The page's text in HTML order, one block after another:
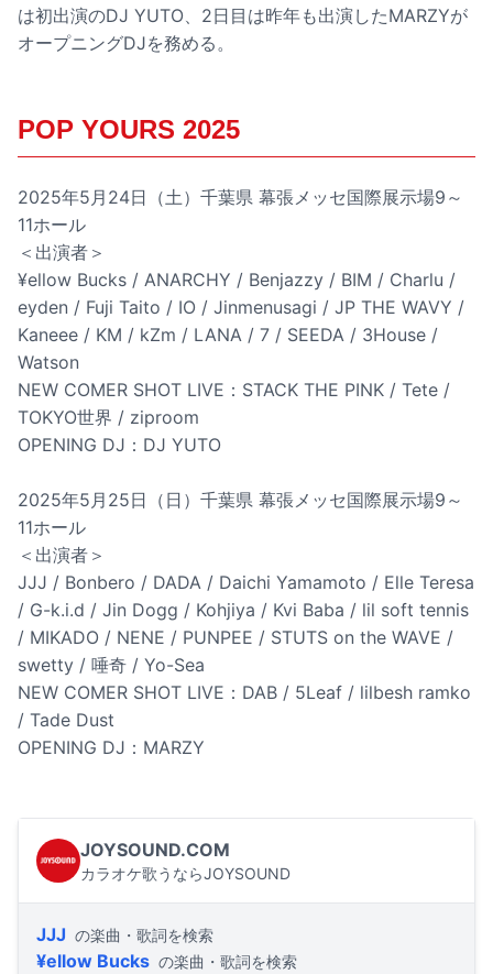
は初出演のDJ YUTO、2日目は昨年も出演したMARZYが
オープニングDJを務める。
POP YOURS 2025
2025年5月24日（土）千葉県 幕張メッセ国際展示場9～
11ホール
＜出演者＞
¥ellow Bucks / ANARCHY / Benjazzy / BIM / Charlu /
eyden / Fuji Taito / IO / Jinmenusagi / JP THE WAVY /
Kaneee / KM / kZm / LANA / 7 / SEEDA / 3House /
Watson
NEW COMER SHOT LIVE：STACK THE PINK / Tete /
TOKYO世界 / ziproom
OPENING DJ：DJ YUTO
2025年5月25日（日）千葉県 幕張メッセ国際展示場9～
11ホール
＜出演者＞
JJJ / Bonbero / DADA / Daichi Yamamoto / Elle Teresa
/ G-k.i.d / Jin Dogg / Kohjiya / Kvi Baba / lil soft tennis
/ MIKADO / NENE / PUNPEE / STUTS on the WAVE /
swetty / 唾奇 / Yo-Sea
NEW COMER SHOT LIVE：DAB / 5Leaf / lilbesh ramko
/ Tade Dust
OPENING DJ：MARZY
JOYSOUND.COM
カラオケ歌うならJOYSOUND
JJJ の楽曲・歌詞を検索
¥ellow Bucks の楽曲・歌詞を検索